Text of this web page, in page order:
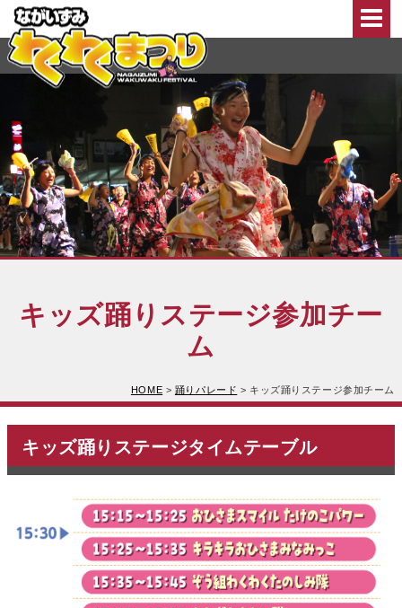
キッズ踊りステージ参加チー
ム
HOME > 踊りパレード > キッズ踊りステージ参加チーム
キッズ踊りステージタイムテーブル